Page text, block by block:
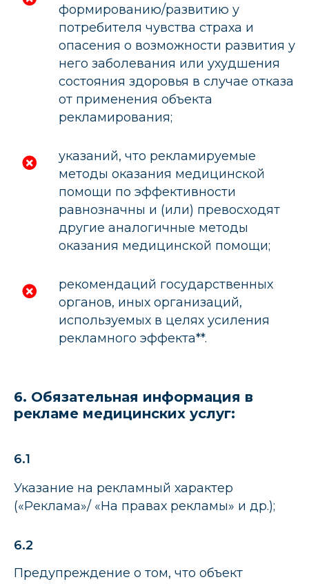
формированию/развитию у
потребителя чувства страха и
опасения о возможности развития у
него заболевания или ухудшения
состояния здоровья в случае отказа
от применения объекта
рекламирования;
указаний, что рекламируемые
методы оказания медицинской
помощи по эффективности
равнозначны и (или) превосходят
другие аналогичные методы
оказания медицинской помощи;
рекомендаций государственных
органов, иных организаций,
используемых в целях усиления
рекламного эффекта**.
6. Обязательная информация в
рекламе медицинских услуг:
6.1
Указание на рекламный характер
(«Реклама»/ «На правах рекламы» и др.);
6.2
Предупреждение о том, что объект